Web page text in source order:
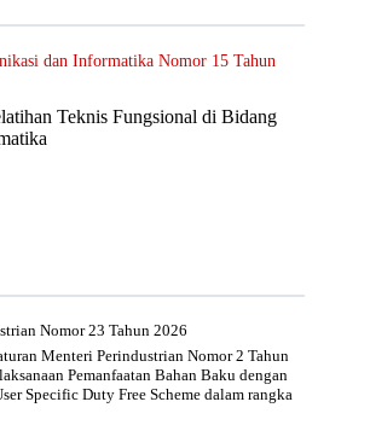
dan Informatika Nomor 15 Tahun
Teknis Fungsional di Bidang
Nomor 23 Tahun 2026
Menteri Perindustrian Nomor 2 Tahun
Pemanfaatan Bahan Baku dengan
Specific Duty Free Scheme dalam rangka